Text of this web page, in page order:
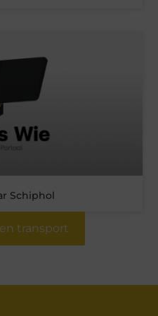
Schiphol
transport